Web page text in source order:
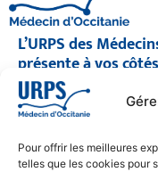
Pour offrir les meilleures
telles que les cookies pour
L’URPS des
présente à vos
© 2026 URPS médecin
Siège social : 1300 Avenue
05 61 15 80 90
Accueil : Lundi au Vendredi